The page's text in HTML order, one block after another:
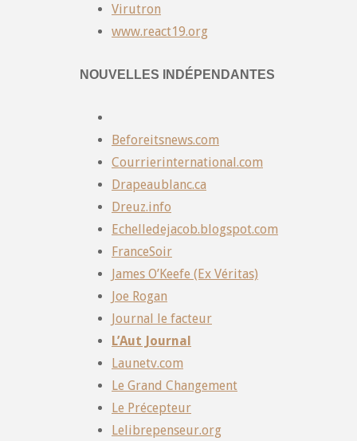
Virutron
www.react19.org
NOUVELLES INDÉPENDANTES
Beforeitsnews.com
Courrierinternational.com
Drapeaublanc.ca
Dreuz.info
Echelledejacob.blogspot.com
FranceSoir
James O’Keefe (Ex Véritas)
Joe Rogan
Journal le facteur
L’Aut Journal
Launetv.com
Le Grand Changement
Le Précepteur
Lelibrepenseur.org